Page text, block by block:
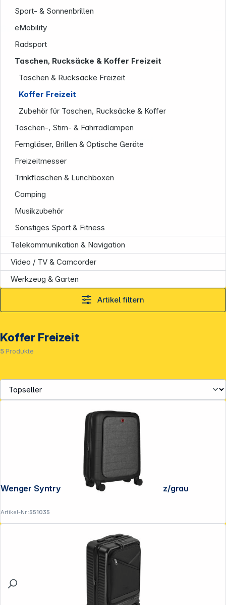
Sport- & Sonnenbrillen
eMobility
Radsport
Taschen, Rucksäcke & Koffer Freizeit
Taschen & Rucksäcke Freizeit
Koffer Freizeit
Zubehör für Taschen, Rucksäcke & Koffer
Taschen-, Stirn- & Fahrradlampen
Ferngläser, Brillen & Optische Geräte
Freizeitmesser
Trinkflaschen & Lunchboxen
Camping
Musikzubehör
Sonstiges Sport & Fitness
Telekommunikation & Navigation
Video / TV & Camcorder
Werkzeug & Garten
Artikel filtern
Koffer Freizeit
5 Produkte
Wenger Syntry Carry-On Trolley schwarz/grau
Artikel-Nr.:551035
Service
Folgen Sie uns auf